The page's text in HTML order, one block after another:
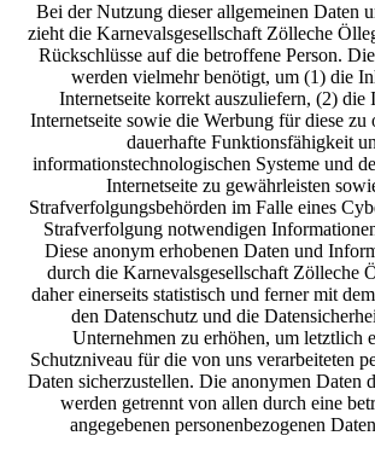
Bei der Nutzung dieser allgemeinen Daten
zieht die Karnevalsgesellschaft Zölleche
Rückschlüsse auf die betroffene Person.
werden vielmehr benötigt, um (1) die
Internetseite korrekt auszuliefern, (2) die
Internetseite sowie die Werbung für diese zu
dauerhafte Funktionsfähigkeit
informationstechnologischen Systeme und
Internetseite zu gewährleisten
Strafverfolgungsbehörden im Falle eines
Strafverfolgung notwendigen
Diese anonym erhobenen Daten und
durch die Karnevalsgesellschaft Zölleche
daher einerseits statistisch und ferner mit
den Datenschutz und die
Unternehmen zu erhöhen, um letztlich
Schutzniveau für die von uns verarbeiteten
Daten sicherzustellen. Die anonymen Daten
werden getrennt von allen durch eine
angegebenen personenbezogenen